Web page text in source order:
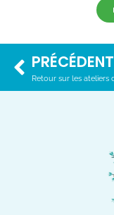
PRÉCÉDENT